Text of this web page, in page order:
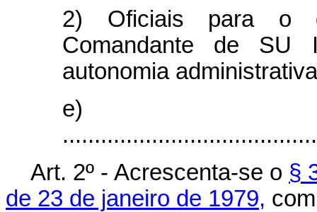
2) Oficiais para o
Comandante de SU
autonomia
e)
Art. 2º - Acrescenta-se o §
de 23 de janeiro de 1979,